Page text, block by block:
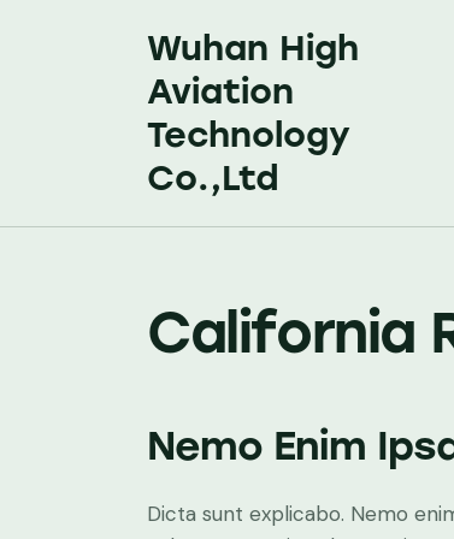
Wuhan High
Aviation
Technology
Co.,Ltd
California
Nemo Enim
Dicta sunt explicabo. Nemo